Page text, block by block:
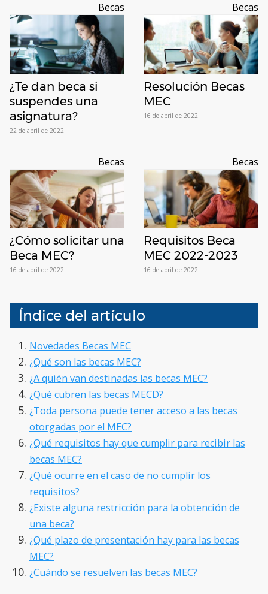
Becas
¿Te dan beca si
suspendes una
asignatura?
22 de abril de 2022
Becas
Resolución Becas
MEC
16 de abril de 2022
Becas
¿Cómo solicitar una
Beca MEC?
16 de abril de 2022
Becas
Requisitos Beca
MEC 2022-2023
16 de abril de 2022
Índice del artículo
Novedades Becas MEC
¿Qué son las becas MEC?
¿A quién van destinadas las becas MEC?
¿Qué cubren las becas MECD?
¿Toda persona puede tener acceso a las becas
otorgadas por el MEC?
¿Qué requisitos hay que cumplir para recibir las
becas MEC?
¿Qué ocurre en el caso de no cumplir los
requisitos?
¿Existe alguna restricción para la obtención de
una beca?
¿Qué plazo de presentación hay para las becas
MEC?
¿Cuándo se resuelven las becas MEC?